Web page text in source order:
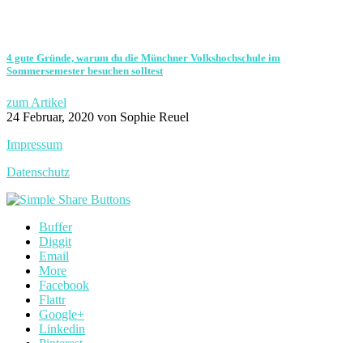
4 gute Gründe, warum du die Münchner Volkshochschule im
Sommersemester besuchen solltest
zum Artikel
24 Februar, 2020 von Sophie Reuel
Impressum
Datenschutz
Buffer
Diggit
Email
More
Facebook
Flattr
Google+
Linkedin